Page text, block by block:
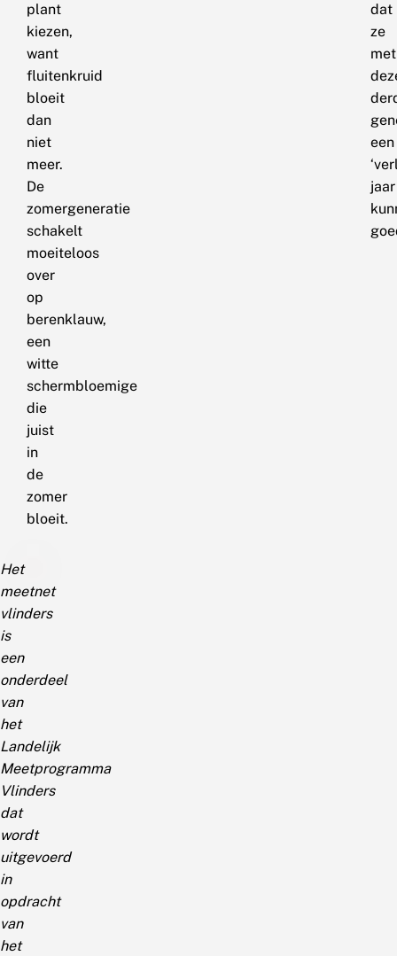
plant
kiezen,
want
fluitenkruid
bloeit
dan
niet
meer.
De
zomergeneratie
schakelt
moeiteloos
over
op
berenklauw,
een
witte
schermbloemige
die
juist
in
de
zomer
bloeit.
dat
ze
met
een
jaar
Het
meetnet
vlinders
is
een
onderdeel
van
het
Landelijk
Meetprogramma
Vlinders
dat
wordt
uitgevoerd
in
opdracht
van
het